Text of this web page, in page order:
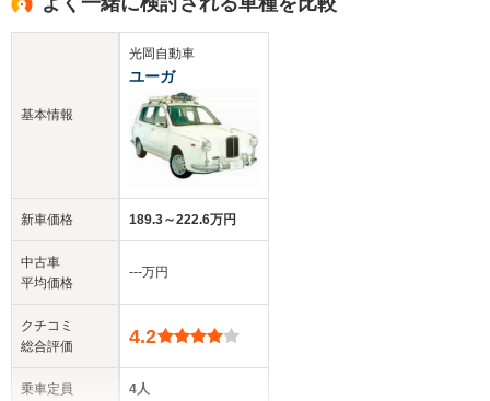
基本情報
新車価格
中古車
平均価格
クチコミ
総合評価
乗車定員
光岡自動車
ユーガ
189.3～222.6万円
‐‐‐万円
4.2
4人